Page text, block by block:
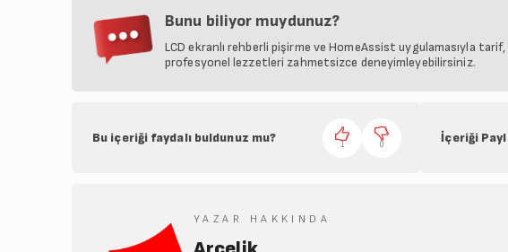
Bunu biliyor muydunuz?
LCD ekranlı rehberli pişirme ve HomeAssist uygulamasıyla
profesyonel lezzetleri zahmetsizce deneyimleyebilirsiniz.
Bu içeriği faydalı buldunuz mu? 1 0 İçeriği
YAZAR HAKKINDA